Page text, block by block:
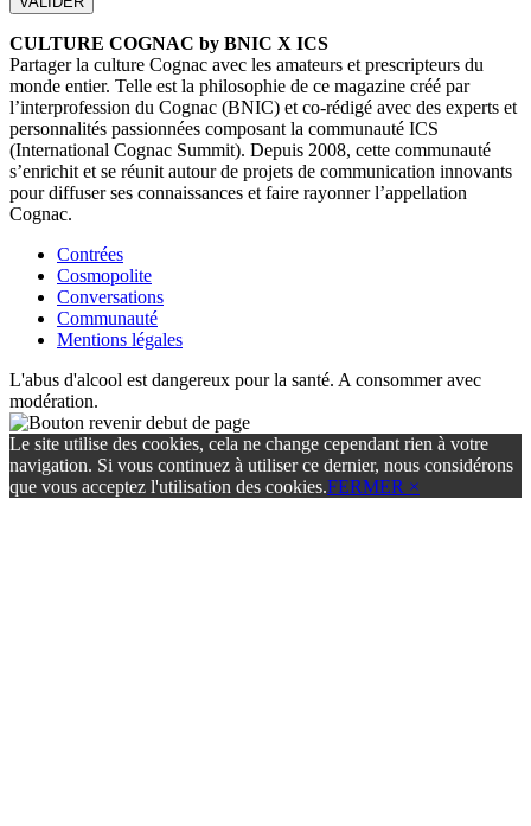
CULTURE COGNAC by BNIC X ICS
Partager la culture Cognac avec les amateurs et prescripteurs du
monde entier. Telle est la philosophie de ce magazine créé par
l’interprofession du Cognac (BNIC) et co-rédigé avec des experts et
personnalités passionnées composant la communauté ICS
(International Cognac Summit). Depuis 2008, cette communauté
s’enrichit et se réunit autour de projets de communication innovants
pour diffuser ses connaissances et faire rayonner l’appellation
Cognac.
Contrées
Cosmopolite
Conversations
Communauté
Mentions légales
L'abus d'alcool est dangereux pour la santé. A consommer avec
modération.
Le site utilise des cookies, cela ne change cependant rien à votre
navigation. Si vous continuez à utiliser ce dernier, nous considérons
que vous acceptez l'utilisation des cookies.FERMER ×